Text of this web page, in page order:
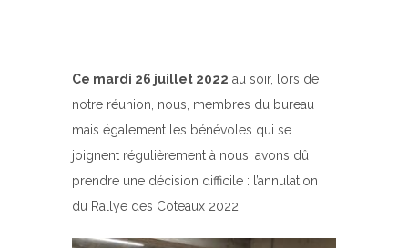
Ce mardi 26 juillet 2022 au soir, lors de
notre réunion, nous, membres du bureau
mais également les bénévoles qui se
joignent régulièrement à nous, avons dû
prendre une décision difficile : l’annulation
du Rallye des Coteaux 2022.